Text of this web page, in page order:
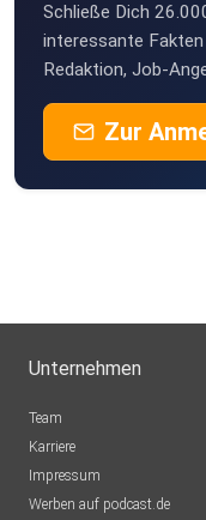
Schließe Dich
interessante
Redaktion, Job-
Zur
Unternehmen
Team
Karriere
Impressum
Werben auf podcast.de